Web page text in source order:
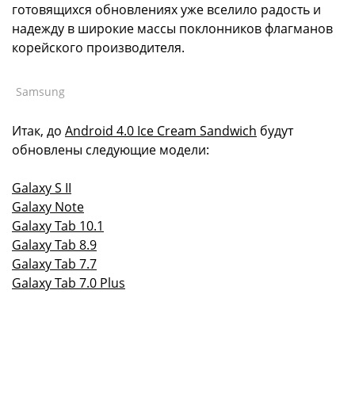
готовящихся обновлениях уже вселило радость и
надежду в широкие массы поклонников флагманов
корейского производителя.
Samsung
Итак, до Android 4.0 Ice Cream Sandwich будут
обновлены следующие модели:
Galaxy S II
Galaxy Note
Galaxy Tab 10.1
Galaxy Tab 8.9
Galaxy Tab 7.7
Galaxy Tab 7.0 Plus